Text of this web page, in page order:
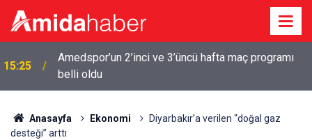
15:25
Amedspor’un 2’inci ve 3’üncü hafta maç programı
belli oldu
Anasayfa Ekonomi
Diyarbakır’a verilen “doğal gaz
desteği” arttı